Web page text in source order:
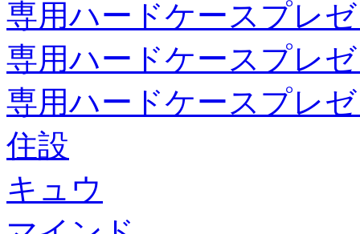
専用ハードケースプレ
専用ハードケースプレ
専用ハードケースプレ
住設
キュウ